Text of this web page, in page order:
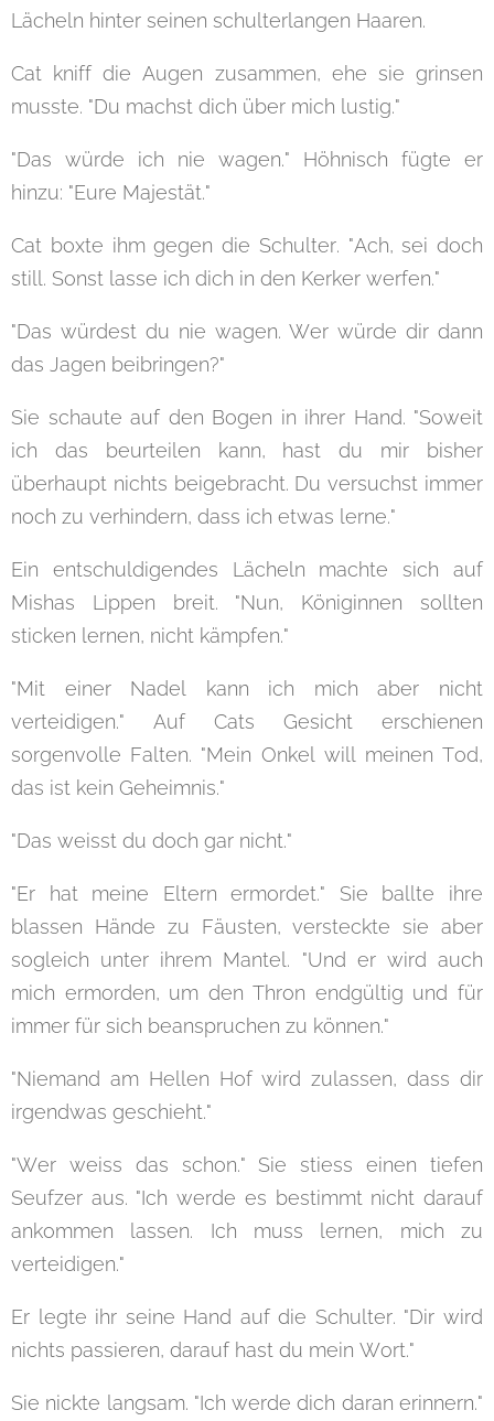
Lächeln hinter seinen schulterlangen Haaren.
Cat kniff die Augen zusammen, ehe sie grinsen
musste. "Du machst dich über mich lustig."
"Das würde ich nie wagen." Höhnisch fügte er
hinzu: "Eure Majestät."
Cat boxte ihm gegen die Schulter. "Ach, sei doch
still. Sonst lasse ich dich in den Kerker werfen."
"Das würdest du nie wagen. Wer würde dir dann
das Jagen beibringen?"
Sie schaute auf den Bogen in ihrer Hand. "Soweit
ich das beurteilen kann, hast du mir bisher
überhaupt nichts beigebracht. Du versuchst immer
noch zu verhindern, dass ich etwas lerne."
Ein entschuldigendes Lächeln machte sich auf
Mishas Lippen breit. "Nun, Königinnen sollten
sticken lernen, nicht kämpfen."
"Mit einer Nadel kann ich mich aber nicht
verteidigen." Auf Cats Gesicht erschienen
sorgenvolle Falten. "Mein Onkel will meinen Tod,
das ist kein Geheimnis."
"Das weisst du doch gar nicht."
"Er hat meine Eltern ermordet." Sie ballte ihre
blassen Hände zu Fäusten, versteckte sie aber
sogleich unter ihrem Mantel. "Und er wird auch
mich ermorden, um den Thron endgültig und für
immer für sich beanspruchen zu können."
"Niemand am Hellen Hof wird zulassen, dass dir
irgendwas geschieht."
"Wer weiss das schon." Sie stiess einen tiefen
Seufzer aus. "Ich werde es bestimmt nicht darauf
ankommen lassen. Ich muss lernen, mich zu
verteidigen."
Er legte ihr seine Hand auf die Schulter. "Dir wird
nichts passieren, darauf hast du mein Wort."
Sie nickte langsam. "Ich werde dich daran erinnern."